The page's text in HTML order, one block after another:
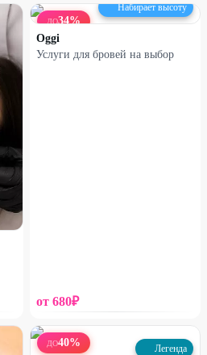
ДО34%
Набирает высоту
Oggi
Услуги для бровей на выбор
от 680₽
ДО40% Легенда